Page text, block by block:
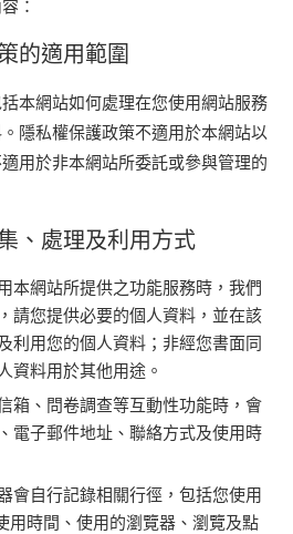
：
的適用範圍
本網站如何處理在您使用網站服務
隱私權保護政策不適用於本網站以
用於非本網站所委託或參與管理的
、處理及利用方式
本網站所提供之功能服務時，我們
請您提供必要的個人資料，並在該
利用您的個人資料；非經您書面同
資料用於其他用途。
箱、問卷調查等互動性功能時，會
電子郵件地址、聯絡方式及使用時
會自行記錄相關行徑，包括您使用
用時間、使用的瀏覽器、瀏覽及點